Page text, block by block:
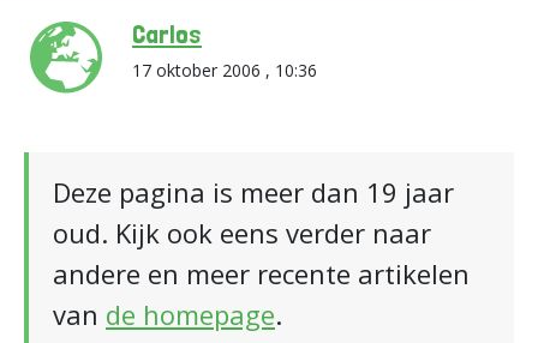
Carlos
17 oktober 2006 , 10:36
Deze pagina is meer dan 19 jaar
oud. Kijk ook eens verder naar
andere en meer recente artikelen
van de homepage.